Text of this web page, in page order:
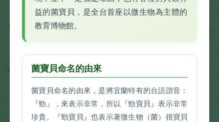
益的菌寶貝，是全台首座以微生物為主體的
教育博物館。
菌寶貝命名的由來
菌寶貝命名的由來，是將宜蘭特有的台語諧音：
『勁』，來表示非常，所以『勁寶貝』表示非常
珍貴。『勁寶貝』也表示著微生物（菌）很寶貝